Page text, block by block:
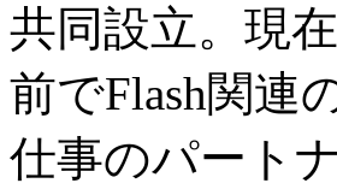
共同設立。現
前でFlash関連
仕事のパート